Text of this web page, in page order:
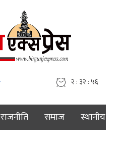
२ : ३२ : ५७
राजनीति समाज स्थानीय